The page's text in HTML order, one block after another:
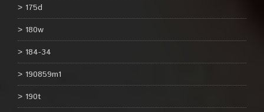
175d
180w
184-34
190859m1
190t